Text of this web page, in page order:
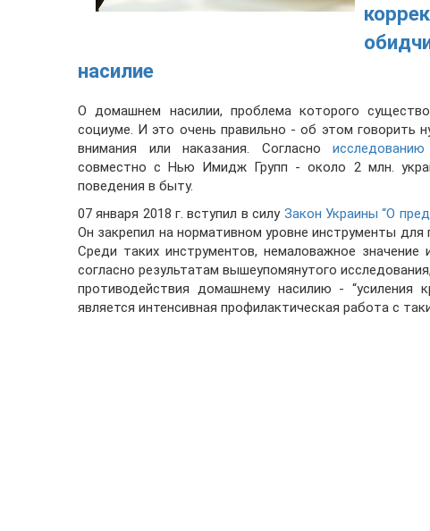
насилие
О домашнем насилии, проблема которого
социуме. И это очень правильно - об этом говорить
внимания или наказания. Согласно исследованию
совместно с Нью Имидж Групп - около 2 млн.
поведения в быту.
07 января 2018 г. вступил в силу Закон Украины “​​О
Он закрепил на нормативном уровне инструменты
Среди таких инструментов, немаловажное
согласно результатам вышеупомянутого
противодействия домашнему насилию - “усиления
является интенсивная профилактическая работа с